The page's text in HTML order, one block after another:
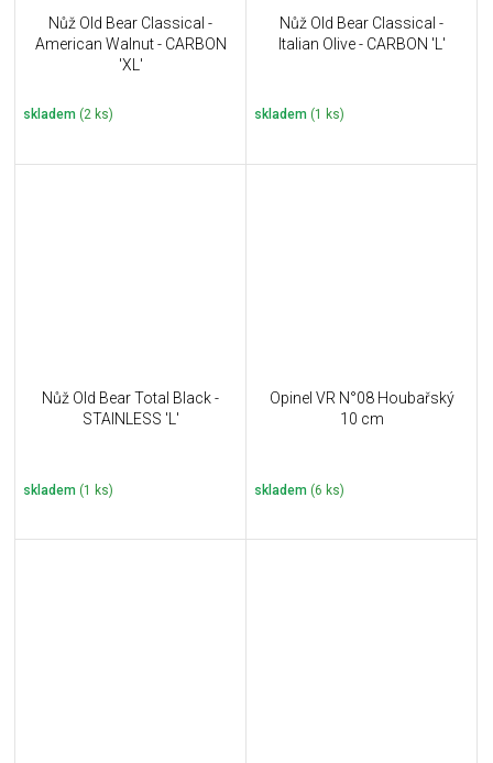
Nůž Old Bear Classical -
American Walnut - CARBON
'XL'
skladem (2 ks)
Nůž Old Bear Classical -
Italian Olive - CARBON 'L'
skladem (1 ks)
Nůž Old Bear Total Black -
STAINLESS 'L'
skladem (1 ks)
Opinel VR N°08 Houbařský
10 cm
skladem (6 ks)